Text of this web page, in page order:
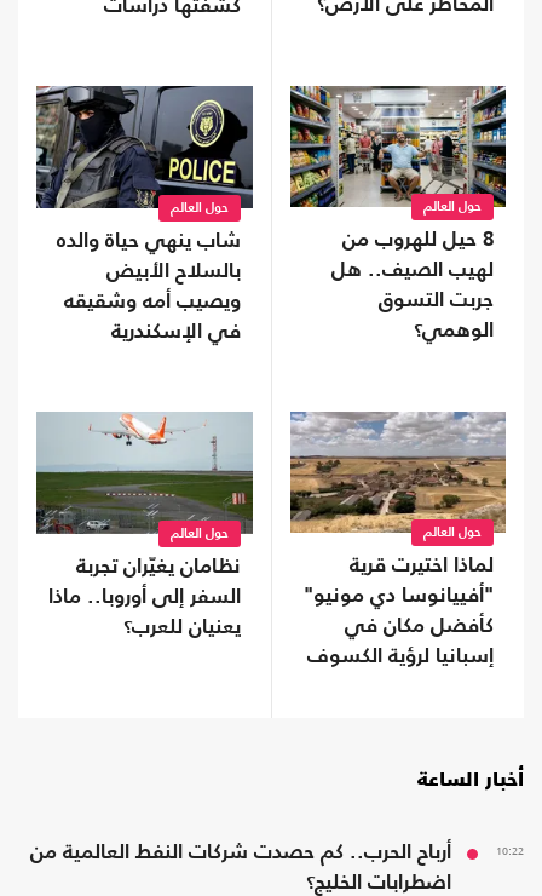
المخاطر على الأرض؟
كشفتها دراسات
حول العالم
8 حيل للهروب من
لهيب الصيف.. هل
جربت التسوق
الوهمي؟
حول العالم
شاب ينهي حياة والده
بالسلاح الأبيض
ويصيب أمه وشقيقه
في الإسكندرية
حول العالم
لماذا اختيرت قرية
"أفييانوسا دي مونيو"
كأفضل مكان في
إسبانيا لرؤية الكسوف
حول العالم
نظامان يغيّران تجربة
السفر إلى أوروبا.. ماذا
يعنيان للعرب؟
أخبار الساعة
10:22
أرباح الحرب.. كم حصدت شركات النفط العالمية من
اضطرابات الخليج؟